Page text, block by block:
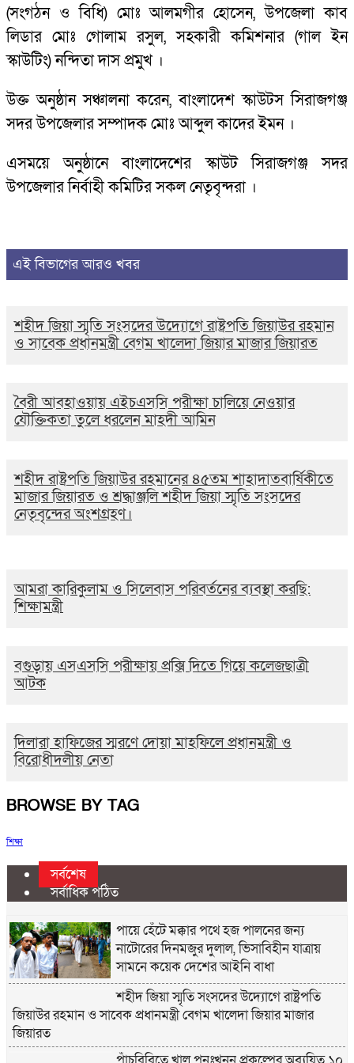
(সংগঠন ও বিধি) মোঃ আলমগীর হোসেন, উপজেলা কাব
লিডার মোঃ গোলাম রসুল, সহকারী কমিশনার (গাল ইন
স্কাউটিং) নন্দিতা দাস প্রমুখ ।
উক্ত অনুষ্ঠান সঞ্চালনা করেন, বাংলাদেশ স্কাউটস সিরাজগঞ্জ
সদর উপজেলার সম্পাদক মোঃ আব্দুল কাদের ইমন ।
এসময়ে অনুষ্ঠানে বাংলাদেশের স্কাউট সিরাজগঞ্জ সদর
উপজেলার নির্বাহী কমিটির সকল নেতৃবৃন্দরা ।
এই বিভাগের আরও খবর
শহীদ জিয়া স্মৃতি সংসদের উদ্যোগে রাষ্ট্রপতি জিয়াউর রহমান
ও সাবেক প্রধানমন্ত্রী বেগম খালেদা জিয়ার মাজার জিয়ারত
বৈরী আবহাওয়ায় এইচএসসি পরীক্ষা চালিয়ে নেওয়ার
যৌক্তিকতা তুলে ধরলেন মাহদী আমিন
শহীদ রাষ্ট্রপতি জিয়াউর রহমানের ৪৫তম শাহাদাতবার্ষিকীতে
মাজার জিয়ারত ও শ্রদ্ধাঞ্জলি শহীদ জিয়া স্মৃতি সংসদের
নেতৃবৃন্দের অংশগ্রহণ।
আমরা কারিকুলাম ও সিলেবাস পরিবর্তনের ব্যবস্থা করছি:
শিক্ষামন্ত্রী
বগুড়ায় এসএসসি পরীক্ষায় প্রক্সি দিতে গিয়ে কলেজছাত্রী
আটক
দিলারা হাফিজের স্মরণে দোয়া মাহফিলে প্রধানমন্ত্রী ও
বিরোধীদলীয় নেতা
BROWSE BY TAG
শিক্ষা
সর্বশেষ
সর্বাধিক পঠিত
পায়ে হেঁটে মক্কার পথে হজ পালনের জন্য
নাটোরের দিনমজুর দুলাল, ভিসাবিহীন যাত্রায়
সামনে কয়েক দেশের আইনি বাধা
শহীদ জিয়া স্মৃতি সংসদের উদ্যোগে রাষ্ট্রপতি
জিয়াউর রহমান ও সাবেক প্রধানমন্ত্রী বেগম খালেদা জিয়ার মাজার
জিয়ারত